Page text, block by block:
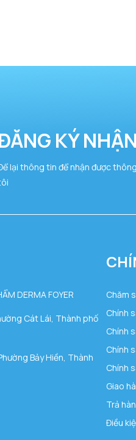
KÝ
lại thông tin để nhận được
DERMA FOYER
Cát Lái, Thành phố
Bảy Hiền, Thành
Chăm
Chính
Chính
Chính
Chính
Giao
Trả
Điều